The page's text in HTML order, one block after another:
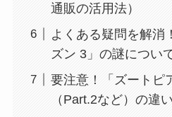
通販の活用法）
よくある疑問を解消
ズン 3」の謎につい
要注意！「ズートピ
（Part.2など）の違い